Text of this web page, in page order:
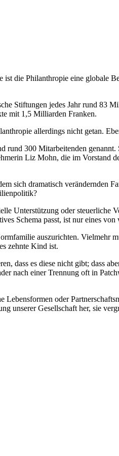
ist die Philanthropie eine
Stiftungen jedes Jahr rund
mit 1,5 Milliarden Franken.
allerdings nicht getan.
300 Mitarbeitenden
Liz Mohn, die im
sich dramatisch verändernden
Unterstützung oder
Schema passt, ist nur eines
auszurichten.
zehnte Kind ist.
dass es diese nicht gibt; dass
nach einer Trennung oft in
oder
unserer Gesellschaft her, sie